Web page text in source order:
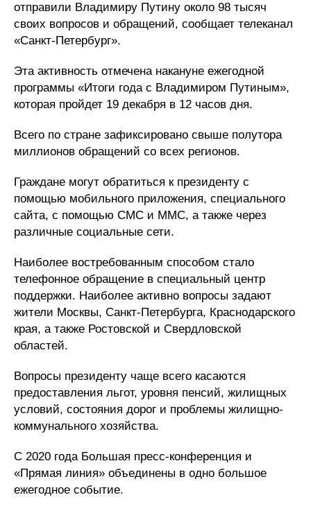
отправили Владимиру Путину около 98 тысяч
своих вопросов и обращений, сообщает телеканал
«Санкт-Петербург».
Эта активность отмечена накануне ежегодной
программы «Итоги года с Владимиром Путиным»,
которая пройдет 19 декабря в 12 часов дня.
Всего по стране зафиксировано свыше полутора
миллионов обращений со всех регионов.
Граждане могут обратиться к президенту с
помощью мобильного приложения, специального
сайта, с помощью СМС и ММС, а также через
различные социальные сети.
Наиболее востребованным способом стало
телефонное обращение в специальный центр
поддержки. Наиболее активно вопросы задают
жители Москвы, Санкт-Петербурга, Краснодарского
края, а также Ростовской и Свердловской
областей.
Вопросы президенту чаще всего касаются
предоставления льгот, уровня пенсий, жилищных
условий, состояния дорог и проблемы жилищно-
коммунального хозяйства.
С 2020 года Большая пресс-конференция и
«Прямая линия» объединены в одно большое
ежегодное событие.